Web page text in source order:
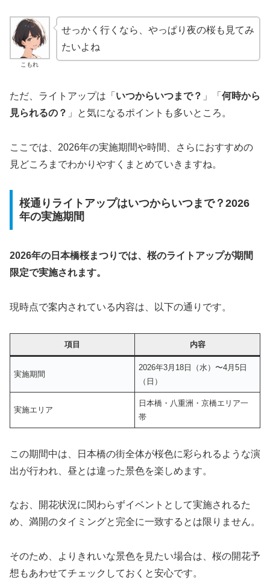
こもれ
せっかく行くなら、やっぱり夜の桜も見てみ
たいよね
ただ、ライトアップは「 いつからいつまで？ 」「 何時から
見られるの？ 」と気になるポイントも多いところ。
ここでは、2026年の実施期間や時間、さらにおすすめの
見どころまでわかりやすくまとめていきますね。
桜通りライトアップはいつからいつまで？2026
年の実施期間
2026年の日本橋桜まつりでは、桜のライトアップが期間
限定で実施されます。
現時点で案内されている内容は、以下の通りです。
項目 内容
実施期間
2026年3月18日（水）〜4月5日
（日）
実施エリア
日本橋・八重洲・京橋エリア一
帯
この期間中は、日本橋の街全体が桜色に彩られるような演
出が行われ、昼とは違った景色を楽しめます。
なお、開花状況に関わらずイベントとして実施されるた
め、満開のタイミングと完全に一致するとは限りません。
そのため、よりきれいな景色を見たい場合は、桜の開花予
想もあわせてチェックしておくと安心です。